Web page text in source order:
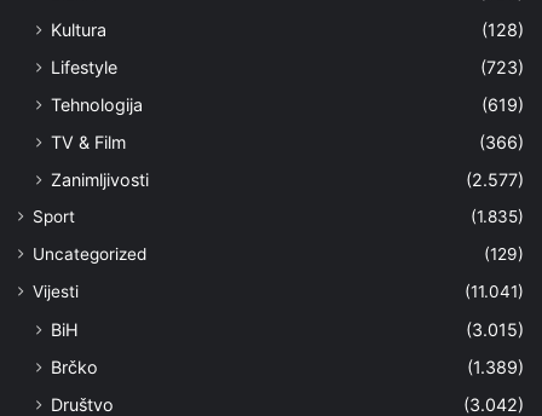
Kultura
(128)
Lifestyle
(723)
Tehnologija
(619)
TV & Film
(366)
Zanimljivosti
(2.577)
Sport
(1.835)
Uncategorized
(129)
Vijesti
(11.041)
BiH
(3.015)
Brčko
(1.389)
Društvo
(3.042)